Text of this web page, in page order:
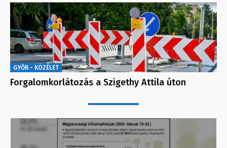
GYŐR - KÖZÉLET
Forgalomkorlátozás a Szigethy Attila úton